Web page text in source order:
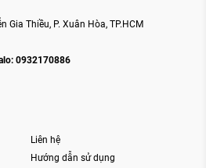
Thiều, P. Xuân Hòa, TP.HCM
0932170886
Liên hệ
Hướng dẫn sử dụng